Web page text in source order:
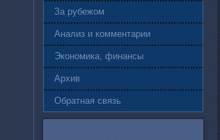
За рубежом
Анализ и комментарии
Экономика, финансы
Архив
Обратная связь